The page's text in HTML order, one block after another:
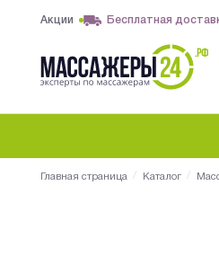
Акции Бесплатная
Главная страница / Каталог /